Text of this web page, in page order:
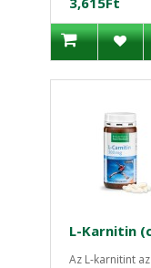
Az L-karnitint az